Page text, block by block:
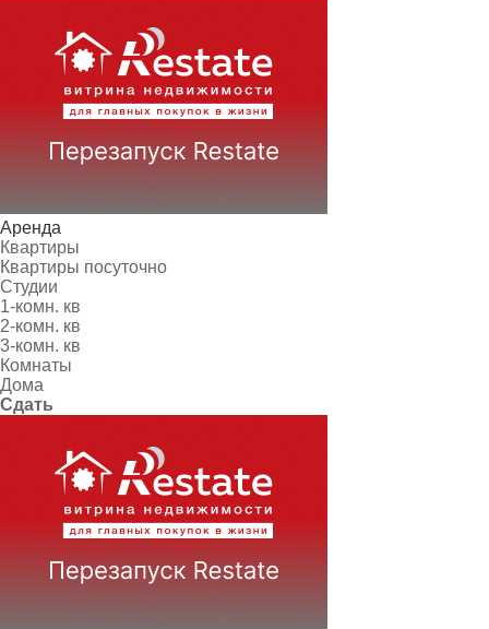
Аренда
Квартиры
Квартиры посуточно
Студии
1-комн. кв
2-комн. кв
3-комн. кв
Комнаты
Дома
Сдать